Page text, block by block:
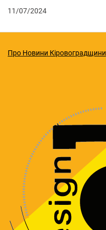
11/07/2024
Про Новини Кіровоградщини